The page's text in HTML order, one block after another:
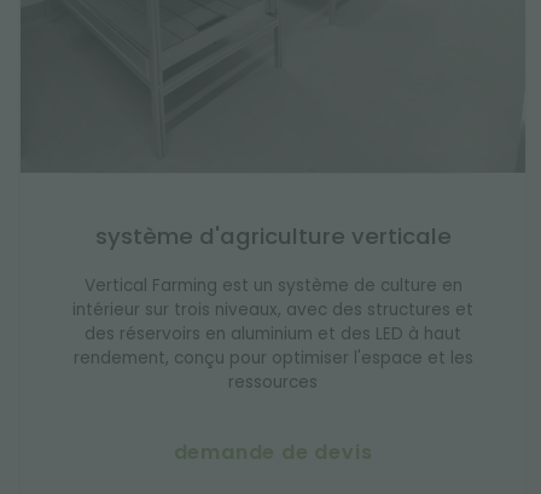
système d'agriculture verticale
Vertical Farming est un système de culture en
intérieur sur trois niveaux, avec des structures et
des réservoirs en aluminium et des LED à haut
rendement, conçu pour optimiser l'espace et les
ressources
demande de devis